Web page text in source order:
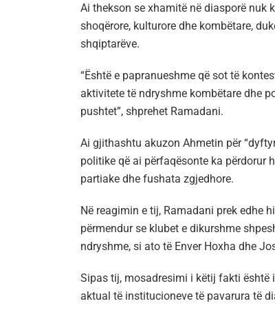
Ai thekson se xhamitë në diasporë nuk
shoqërore, kulturore dhe kombëtare,
shqiptarëve.
“Është e papranueshme që sot të
aktivitete të ndryshme kombëtare dhe
pushtet”, shprehet Ramadani.
Ai gjithashtu akuzon Ahmetin për
politike që ai përfaqësonte ka përdorur
partiake dhe fushata zgjedhore.
Në reagimin e tij, Ramadani prek edhe
përmendur se klubet e dikurshme
ndryshme, si ato të Enver Hoxha dhe
Sipas tij, mosadresimi i këtij fakti është
aktual të institucioneve të pavarura të